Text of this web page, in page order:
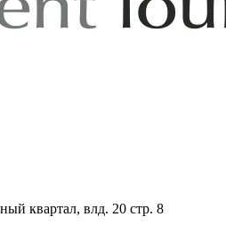
квартал, влд. 20 стр. 8